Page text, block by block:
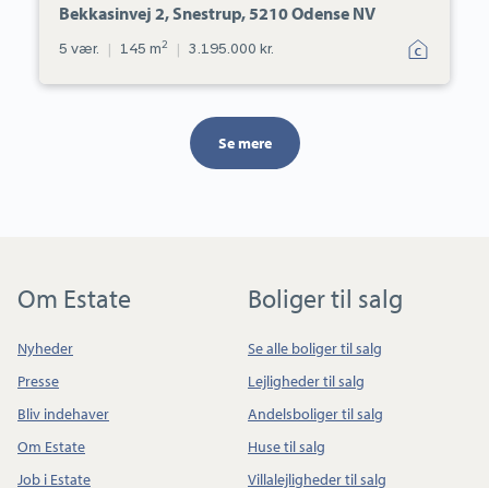
Bekkasinvej 2, Snestrup, 5210 Odense NV
5 vær. | 145 m2 | 3.195.000 kr.
Se mere
Om Estate
Nyheder
Presse
Bliv indehaver
Om Estate
Job i Estate
Boliger til salg
Se alle boliger til salg
Lejligheder til salg
Andelsboliger til salg
Huse til salg
Villalejligheder til salg